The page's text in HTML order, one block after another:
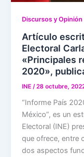
Discursos y Opinión
Artículo
Electoral
«Principales
2020»,
INE /28 octubre,
“Informe País
México”, es un
Electoral (INE)
que ofrece, entre
dos aspectos